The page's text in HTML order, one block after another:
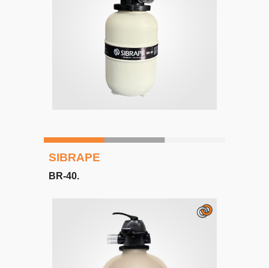
SIBRAPE
BR-40.